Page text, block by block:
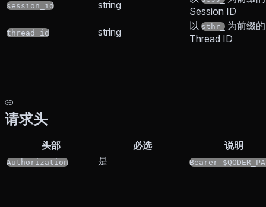
session_id string
Session ID
thread_id string
以 sthr_ 为前缀的
Thread ID
请求头
头部 必选 说明
Authorization 是 Bearer